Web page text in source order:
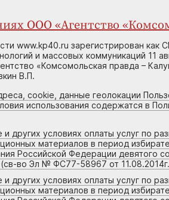
ООО «Агентство
www.kp40.ru зарегистрирован
и массовых коммуникаций 11
«Комсомольская правда –
В.П.
cookie, данные геолокации
использования содержатся в
других условиях оплаты услуг по
материалов в период
Российской Федерации девятого
во Эл № ФС77-58967 от
других условиях оплаты услуг по
материалов в период